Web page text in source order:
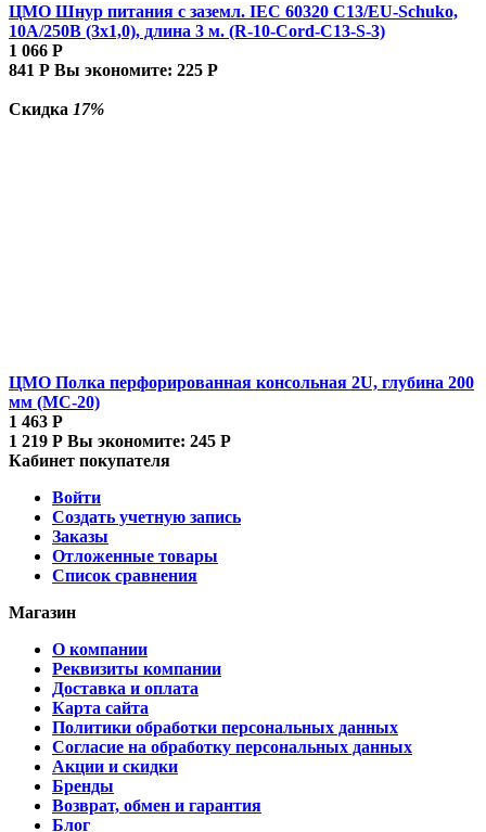
ЦМО Шнур питания с заземл. IEC 60320 C13/EU-Schuko,
10А/250В (3x1,0), длина 3 м. (R-10-Cord-C13-S-3)
1 066 Р
841 Р Вы экономите: 225 Р
Скидка 17%
ЦМО Полка перфорированная консольная 2U, глубина 200
мм (МС-20)
1 463 Р
1 219 Р Вы экономите: 245 Р
Кабинет покупателя
Войти
Создать учетную запись
Заказы
Отложенные товары
Список сравнения
Магазин
О компании
Реквизиты компании
Доставка и оплата
Карта сайта
Политики обработки персональных данных
Согласие на обработку персональных данных
Акции и скидки
Бренды
Возврат, обмен и гарантия
Блог